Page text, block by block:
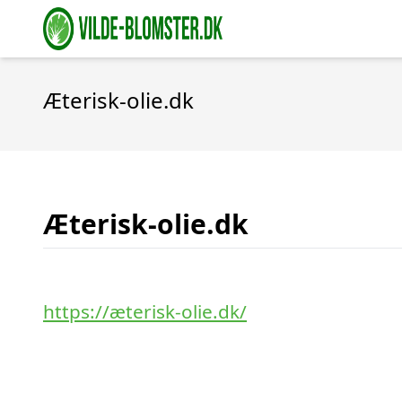
Æterisk-olie.dk
Æterisk-olie.dk
https://æterisk-olie.dk/